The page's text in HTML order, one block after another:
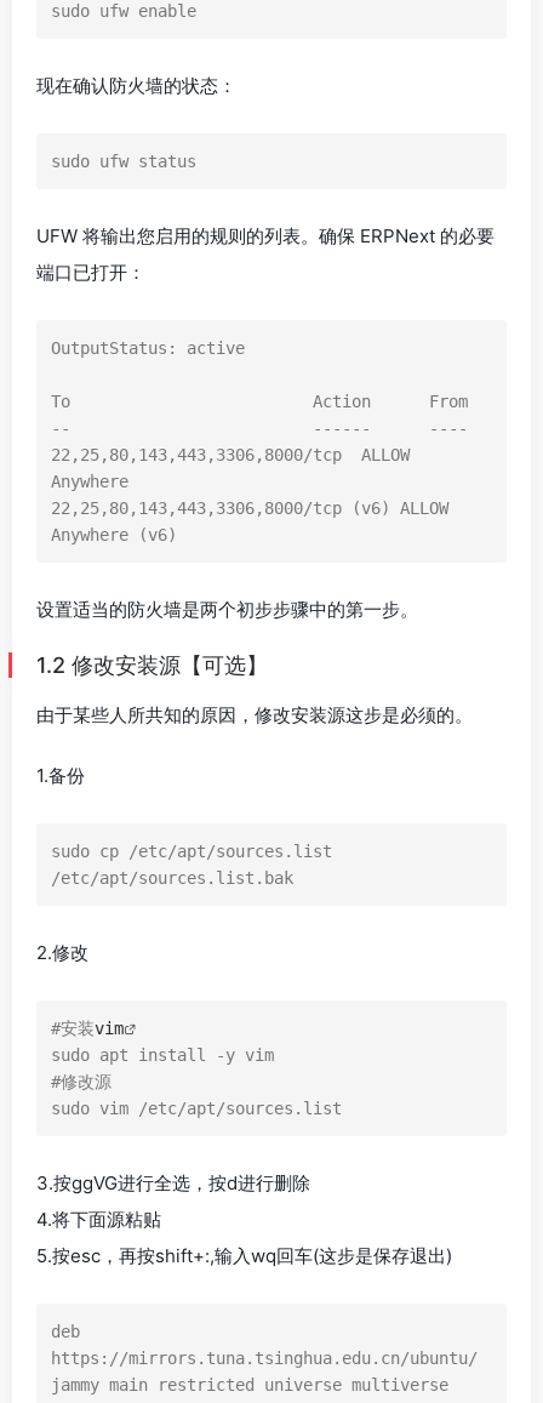
sudo ufw enable
现在确认防火墙的状态：
sudo ufw status
UFW 将输出您启用的规则的列表。确保 ERPNext 的必要
端口已打开：
OutputStatus: active
To                         Action      From
--                         ------      ----
22,25,80,143,443,3306,8000/tcp  ALLOW
Anywhere
22,25,80,143,443,3306,8000/tcp (v6) ALLOW
Anywhere (v6)
设置适当的防火墙是两个初步步骤中的第一步。
1.2 修改安装源【可选】
由于某些人所共知的原因，修改安装源这步是必须的。
1.备份
sudo cp /etc/apt/sources.list
/etc/apt/sources.list.bak
2.修改
#安装vim
sudo apt install -y vim
#修改源
sudo vim /etc/apt/sources.list
3.按ggVG进行全选，按d进行删除
4.将下面源粘贴
5.按esc，再按shift+:,输入wq回车(这步是保存退出)
deb
https://mirrors.tuna.tsinghua.edu.cn/ubuntu/
jammy main restricted universe multiverse